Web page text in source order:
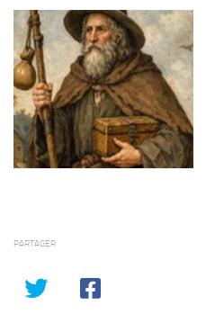
PARTAGER